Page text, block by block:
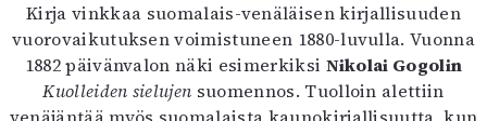
1/2026
6/2025
5/2025 saame
5/2025
Kirja vinkkaa suomalais-venäläisen kirjallisuuden
vuorovaikutuksen voimistuneen 1880-luvulla. Vuonna
1882 päivänvalon näki esimerkiksi Nikolai Gogolin
Kuolleiden sielujen suomennos. Tuolloin alettiin